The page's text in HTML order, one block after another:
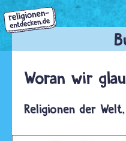
Direkt
zum
Inhalt
Woran wir
Religionen der